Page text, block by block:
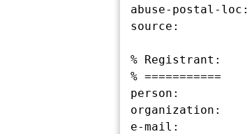
abuse-postal-
source:
% Registrant:
% ===========
person:
organization:
e-mail: